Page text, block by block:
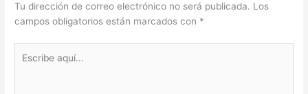
Tu dirección de correo electrónico no será publicada. Los
campos obligatorios están marcados con *
aquí...